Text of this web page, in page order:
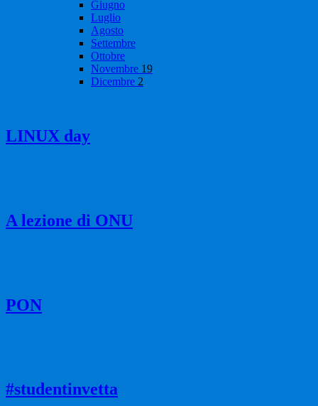
Giugno
Luglio
Agosto
Settembre
Ottobre
Novembre 19
Dicembre 2
LINUX day
A lezione di ONU
PON
#studentinvetta